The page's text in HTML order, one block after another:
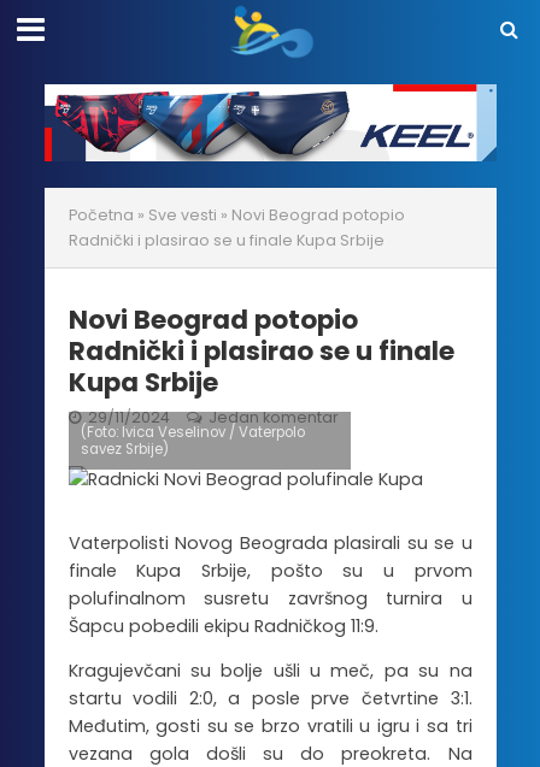
Početna » Sve vesti » Novi Beograd potopio
Radnički i plasirao se u finale Kupa Srbije
Novi Beograd potopio
Radnički i plasirao se u finale
Kupa Srbije
29/11/2024 Jedan komentar
(Foto: Ivica Veselinov / Vaterpolo
savez Srbije)
Vaterpolisti Novog Beograda plasirali su se u
finale Kupa Srbije, pošto su u prvom
polufinalnom susretu završnog turnira u
Šapcu pobedili ekipu Radničkog 11:9.
Kragujevčani su bolje ušli u meč, pa su na
startu vodili 2:0, a posle prve četvrtine 3:1.
Međutim, gosti su se brzo vratili u igru i sa tri
vezana gola došli su do preokreta. Na